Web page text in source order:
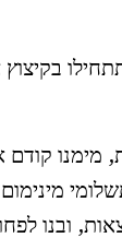
מימנו
ובנו